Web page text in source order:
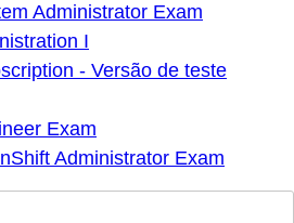
Administrator Exam
I
- Versão de teste
Exam
Administrator Exam